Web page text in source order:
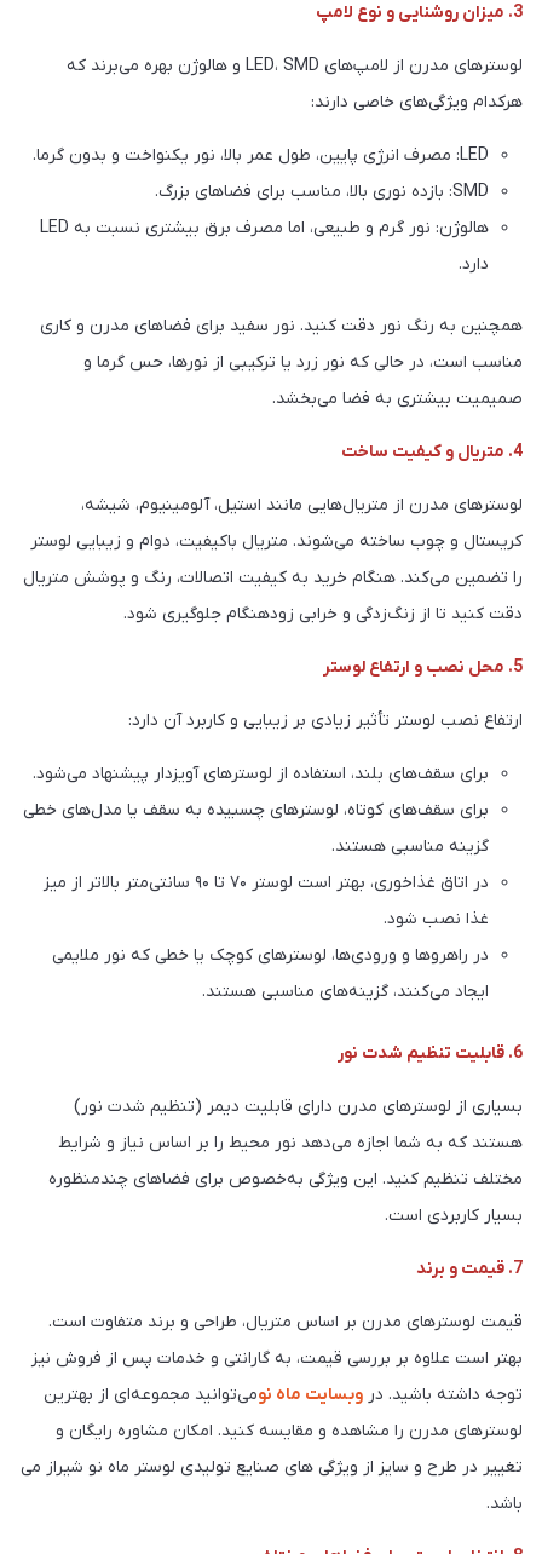
3. میزان روشنایی و نوع لامپ
لوسترهای مدرن از لامپ‌های LED، SMD و هالوژن بهره می‌برند که
هرکدام ویژگی‌های خاصی دارند:
LED: مصرف انرژی پایین، طول عمر بالا، نور یکنواخت و بدون گرما.
SMD: بازده نوری بالا، مناسب برای فضاهای بزرگ.
هالوژن: نور گرم و طبیعی، اما مصرف برق بیشتری نسبت به LED
دارد.
همچنین به رنگ نور دقت کنید. نور سفید برای فضاهای مدرن و کاری
مناسب است، در حالی که نور زرد یا ترکیبی از نورها، حس گرما و
صمیمیت بیشتری به فضا می‌بخشد.
4. متریال و کیفیت ساخت
لوسترهای مدرن از متریال‌هایی مانند استیل، آلومینیوم، شیشه،
کریستال و چوب ساخته می‌شوند. متریال باکیفیت، دوام و زیبایی لوستر
را تضمین می‌کند. هنگام خرید به کیفیت اتصالات، رنگ و پوشش متریال
دقت کنید تا از زنگ‌زدگی و خرابی زودهنگام جلوگیری شود.
5. محل نصب و ارتفاع لوستر
ارتفاع نصب لوستر تأثیر زیادی بر زیبایی و کاربرد آن دارد:
برای سقف‌های بلند، استفاده از لوسترهای آویزدار پیشنهاد می‌شود.
برای سقف‌های کوتاه، لوسترهای چسبیده به سقف یا مدل‌های خطی
گزینه مناسبی هستند.
در اتاق غذاخوری، بهتر است لوستر ۷۰ تا ۹۰ سانتی‌متر بالاتر از میز
غذا نصب شود.
در راهروها و ورودی‌ها، لوسترهای کوچک یا خطی که نور ملایمی
ایجاد می‌کنند، گزینه‌های مناسبی هستند.
6. قابلیت تنظیم شدت نور
بسیاری از لوسترهای مدرن دارای قابلیت دیمر (تنظیم شدت نور)
هستند که به شما اجازه می‌دهد نور محیط را بر اساس نیاز و شرایط
مختلف تنظیم کنید. این ویژگی به‌خصوص برای فضاهای چندمنظوره
بسیار کاربردی است.
7. قیمت و برند
قیمت لوسترهای مدرن بر اساس متریال، طراحی و برند متفاوت است.
بهتر است علاوه بر بررسی قیمت، به گارانتی و خدمات پس از فروش نیز
توجه داشته باشید. در وبسایت ماه نومی‌توانید مجموعه‌ای از بهترین
لوسترهای مدرن را مشاهده و مقایسه کنید. امکان مشاوره رایگان و
تغییر در طرح و سایز از ویژگی های صنایع تولیدی لوستر ماه نو شیراز می
باشد.